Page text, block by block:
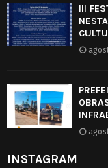
III
INSTAGRAM